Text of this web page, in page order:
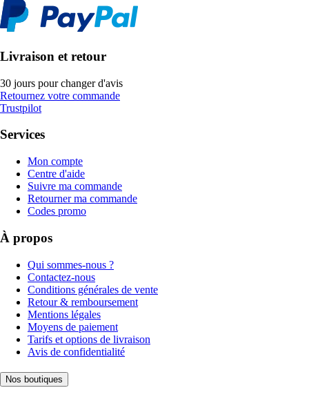
Livraison et retour
30 jours pour changer d'avis
Retournez votre commande
Trustpilot
Services
Mon compte
Centre d'aide
Suivre ma commande
Retourner ma commande
Codes promo
À propos
Qui sommes-nous ?
Contactez-nous
Conditions générales de vente
Retour & remboursement
Mentions légales
Moyens de paiement
Tarifs et options de livraison
Avis de confidentialité
Nos boutiques